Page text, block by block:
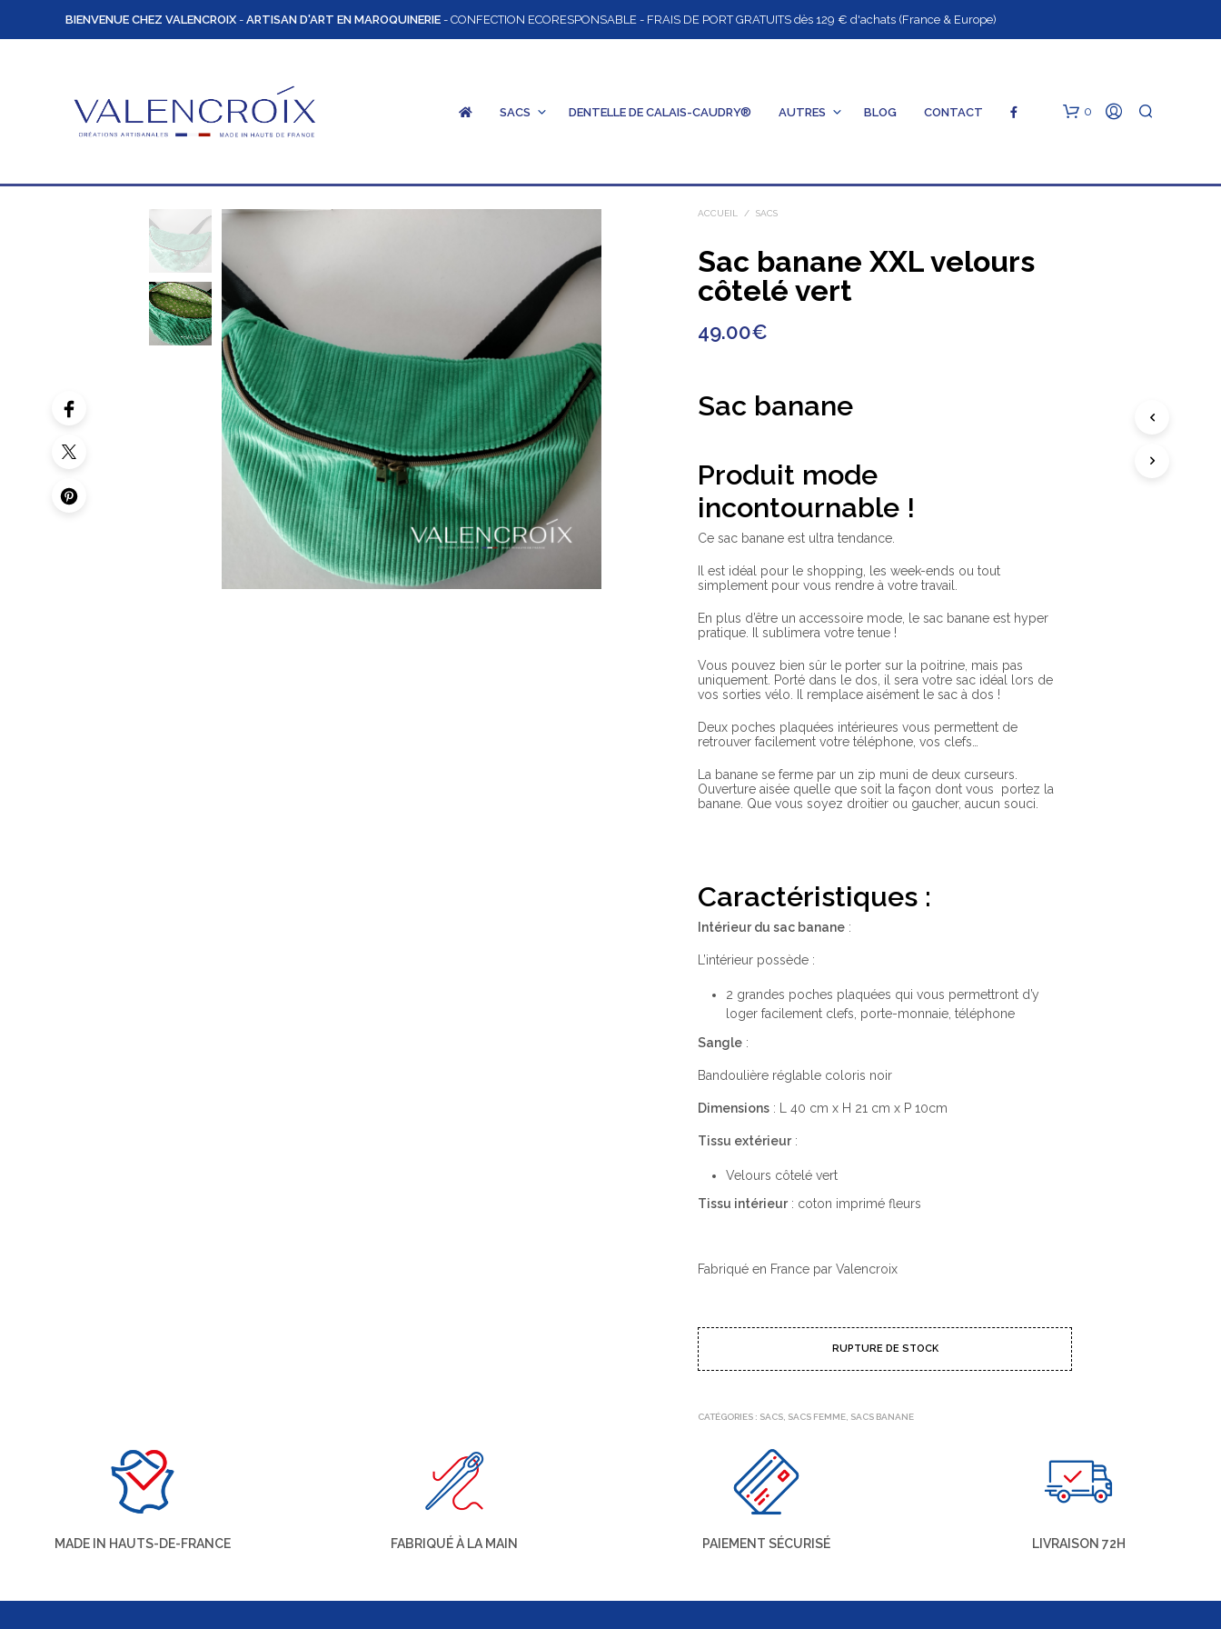
BIENVENUE CHEZ VALENCROIX - ARTISAN D'ART EN MAROQUINERIE - CONFECTION ECORESPONSABLE - FRAIS DE PORT GRATUITS dès 129 € d'achats (France & Europe)
SACS DENTELLE DE CALAIS-CAUDRY® AUTRES BLOG CONTACT 0
ACCUEIL / SACS
Sac banane XXL velours
côtelé vert
49.00€
Sac banane
Produit mode
incontournable !
Ce sac banane est ultra tendance.
Il est idéal pour le shopping, les week-ends ou tout
simplement pour vous rendre à votre travail.
En plus d’être un accessoire mode, le sac banane est hyper
pratique. Il sublimera votre tenue !
Vous pouvez bien sûr le porter sur la poitrine, mais pas
uniquement. Porté dans le dos, il sera votre sac idéal lors de
vos sorties vélo. Il remplace aisément le sac à dos !
Deux poches plaquées intérieures vous permettent de
retrouver facilement votre téléphone, vos clefs…
La banane se ferme par un zip muni de deux curseurs.
Ouverture aisée quelle que soit la façon dont vous portez la
banane. Que vous soyez droitier ou gaucher, aucun souci.
Caractéristiques :
Intérieur du sac banane :
L’intérieur possède :
2 grandes poches plaquées qui vous permettront d’y
loger facilement clefs, porte-monnaie, téléphone
Sangle :
Bandoulière réglable coloris noir
Dimensions : L 40 cm x H 21 cm x P 10cm
Tissu extérieur:
Velours côtelé vert
Tissu intérieur: coton imprimé fleurs
Fabriqué en France par Valencroix
RUPTURE DE STOCK
CATÉGORIES : SACS SACS FEMME SACS BANANE
MADE IN HAUTS-DE-FRANCE FABRIQUÉ À LA MAIN PAIEMENT SÉCURISÉ LIVRAISON 72H